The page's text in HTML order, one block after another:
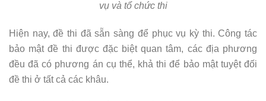
vụ và tổ chức thi
Hiện nay, đề thi đã sẵn sàng để phục vụ kỳ thi. Công tác
bảo mật đề thi được đặc biệt quan tâm, các địa phương
đều đã có phương án cụ thể, khả thi để bảo mật tuyệt đối
đề thi ở tất cả các khâu.